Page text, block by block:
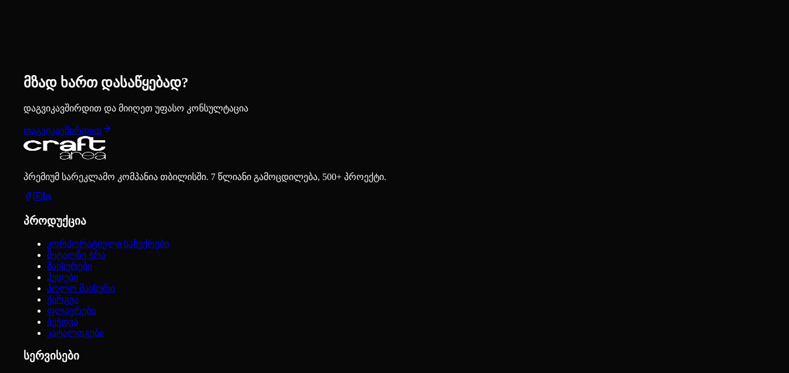
მზად ხართ დასაწყებად?
დაგვიკავშირდით და მიიღეთ უფასო კონსულტაცია
დაგვიკავშირდით
პრემიუმ სარეკლამო კომპანია თბილისში. 7 წლიანი გამოცდილება, 500+ პროექტი.
პროდუქცია
კორპორატიული საჩუქრები
მეტალზე ჭრა
მაისურები
ჰუდები
პოლო მაისური
ქარგვა
ფლაერები
ბეჭდვა
კატალოგები
სერვისები